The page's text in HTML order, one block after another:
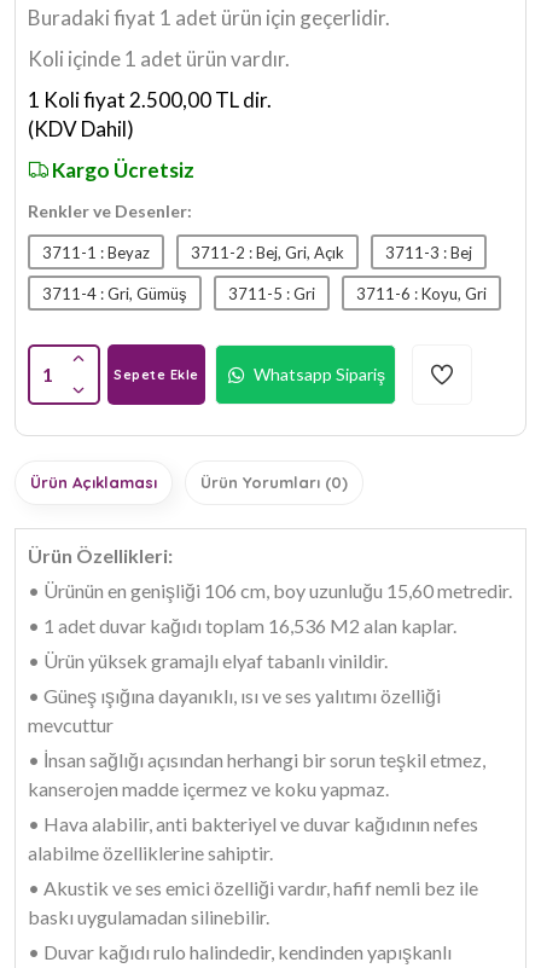
Buradaki fiyat 1 adet ürün için geçerlidir.
Koli içinde 1 adet ürün vardır.
1 Koli fiyat 2.500,00 TL dir.
(KDV Dahil)
Kargo Ücretsiz
Renkler ve Desenler:
3711-1 : Beyaz 3711-2 : Bej, Gri, Açık 3711-3 : Bej
3711-4 : Gri, Gümüş 3711-5 : Gri 3711-6 : Koyu, Gri
1 Sepete Ekle Whatsapp Sipariş
Ürün Açıklaması Ürün Yorumları (0)
Ürün Özellikleri:
• Ürünün en genişliği 106 cm, boy uzunluğu 15,60 metredir.
• 1 adet duvar kağıdı toplam 16,536 M2 alan kaplar.
• Ürün yüksek gramajlı elyaf tabanlı vinildir.
• Güneş ışığına dayanıklı, ısı ve ses yalıtımı özelliği
mevcuttur
• İnsan sağlığı açısından herhangi bir sorun teşkil etmez,
kanserojen madde içermez ve koku yapmaz.
• Hava alabilir, anti bakteriyel ve duvar kağıdının nefes
alabilme özelliklerine sahiptir.
• Akustik ve ses emici özelliği vardır, hafif nemli bez ile
baskı uygulamadan silinebilir.
• Duvar kağıdı rulo halindedir, kendinden yapışkanlı